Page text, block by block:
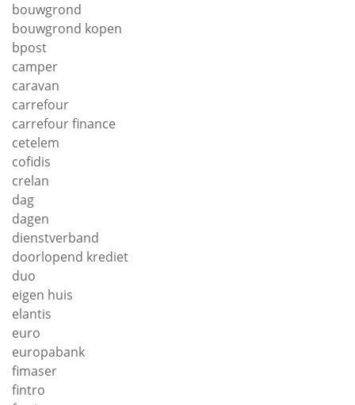
bouwgrond
bouwgrond kopen
bpost
camper
caravan
carrefour
carrefour finance
cetelem
cofidis
crelan
dag
dagen
dienstverband
doorlopend krediet
duo
eigen huis
elantis
euro
europabank
fimaser
fintro